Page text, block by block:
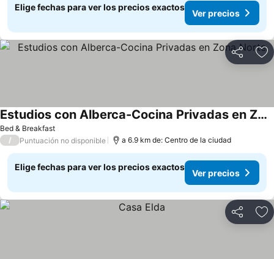
Elige fechas para ver los precios exactos
Ver precios
Compartir
Bed & Breakfast
Estudios con Alberca-Cocina Privadas en Zona Norte
/ Puntuación no disponible a 6.9 km de: Centro de la ciudad
Elige fechas para ver los precios exactos
Ver precios
Compartir